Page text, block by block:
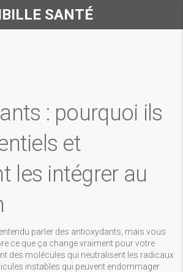
SANTÉ
: pourquoi ils
et
les intégrer au
parler des antioxydants, mais vous
ce que ça change vraiment pour votre
des molécules qui neutralisent les radicaux
instables qui peuvent endommager